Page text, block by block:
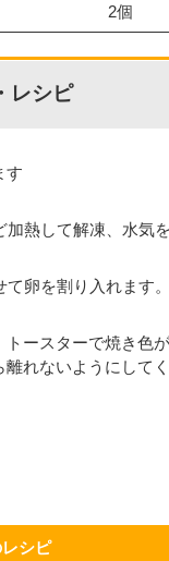
2個
レシピ
す
熱して解凍、水気
卵を割り入れます。
ースターで焼き色
れないようにして
レシピ